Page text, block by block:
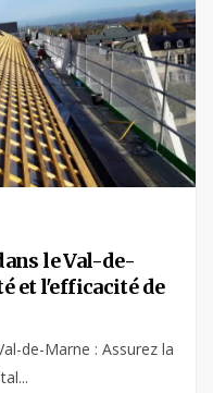
le Val-de-
et l'efficacité de
de-Marne : Assurez la